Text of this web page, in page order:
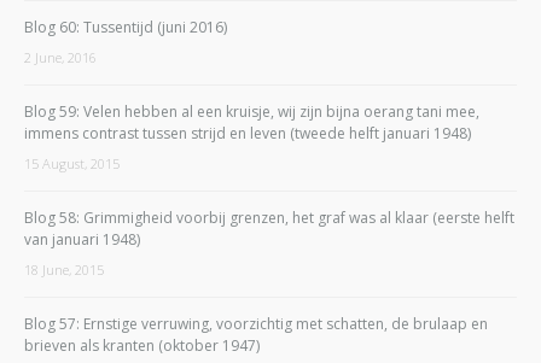
Blog 60: Tussentijd (juni 2016)
2 June, 2016
Blog 59: Velen hebben al een kruisje, wij zijn bijna oerang tani mee,
immens contrast tussen strijd en leven (tweede helft januari 1948)
15 August, 2015
Blog 58: Grimmigheid voorbij grenzen, het graf was al klaar (eerste helft
van januari 1948)
18 June, 2015
Blog 57: Ernstige verruwing, voorzichtig met schatten, de brulaap en
brieven als kranten (oktober 1947)